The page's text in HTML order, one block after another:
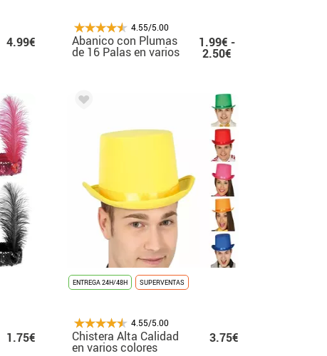
4.99€
4.55/5.00
Abanico con Plumas
de 16 Palas en varios
1.99€ -
2.50€
1.75€
ENTREGA 24H/48H SUPERVENTAS
4.55/5.00
Chistera Alta Calidad
en varios colores
3.75€